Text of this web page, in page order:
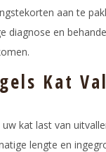
aan te
diagnose en
Kat
kat last van
lengte en